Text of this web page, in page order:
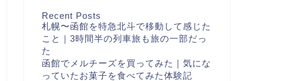
Recent Posts
札幌〜函館を特急北斗で移動して感じた
こと｜3時間半の列車旅も旅の一部だっ
た
函館でメルチーズを買ってみた｜気にな
っていたお菓子を食べてみた体験記